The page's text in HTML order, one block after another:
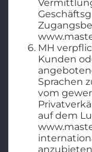
MH
Kunden
Sprachen
vom
auf dem